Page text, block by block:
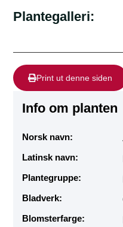
Plantegalleri:
Print ut denne siden
Info om planten
Norsk navn:
Latinsk navn:
Plantegruppe:
Bladverk:
Blomsterfarge: